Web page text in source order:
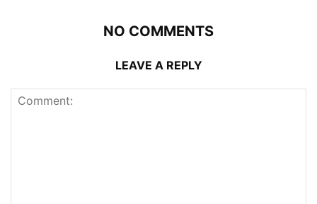
NO COMMENTS
LEAVE A REPLY